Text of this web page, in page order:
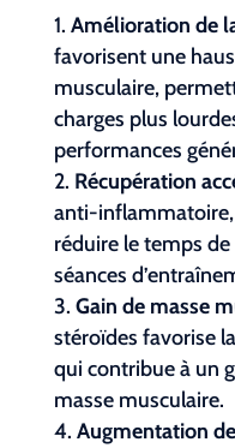
Amélioration de
favorisent une
musculaire,
charges plus
performances
Récupération
anti-inflammatoire,
réduire le temps
séances
Gain de masse
stéroïdes favorise
qui contribue à un
masse musculaire.
Augmentation